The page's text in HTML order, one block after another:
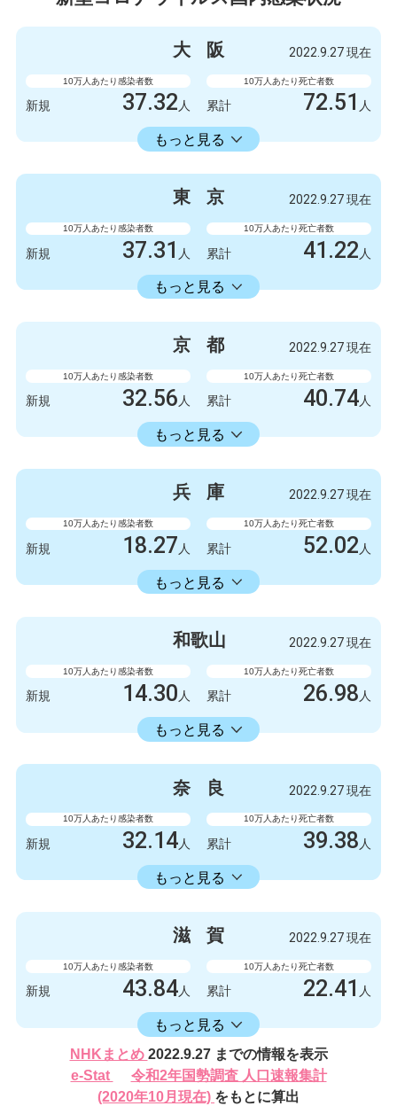
大 阪 2022.9.27 現在
10万人あたり感染者数
新規 37.32 人
10万人あたり死亡者数
累計 72.51 人
もっと見る
23598.73人
3300人 新規
6412
東 京 2022.9.27 現在
10万人あたり感染者数
新規 37.31 人
10万人あたり死亡者数
累計 41.22 人
もっと見る
22429.74人
5247人 新規
3154675 5798
京 都 2022.9.27 現在
10万人あたり感染者数
新規 32.56 人
10万人あたり死亡者数
累計 40.74人
もっと見る
18413.86人
840人 新規
475063 1051
兵 庫 2022.9.27 現在
10万人あたり感染者数
新規 18.27 人
10万人あたり死亡者数
累計 52.02 人
もっと見る
18353.34人
999人 新規
1003778 2845
和歌山 2022.9.27 現在
10万人あたり感染者数
新規 14.30 人
10万人あたり死亡者数
累計 26.98 人
もっと見る
14336.11人
人 新規
132327 249
奈 良 2022.9.27 現在
10万人あたり感染者数
新規 32.14 人
10万人あたり死亡者数
累計 39.38 人
もっと見る
16582.30人
426人 新規
219788 522
滋 賀 2022.9.27 現在
10万人あたり感染者数
新規 43.84人
10万人あたり死亡者数
累計 22.41 人
もっと見る
16406.17人
感染者数
620人
死亡者数
新規
232024人 累計
NHKまとめ 2022.9.27 までの情報を表示
e-Stat
令和2年国勢調査 人口速報集計
(2020年10月現在) をもとに算出